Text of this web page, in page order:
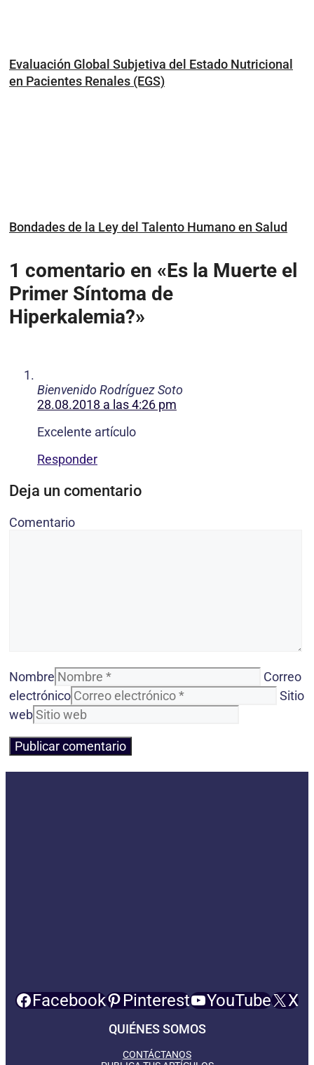
Evaluación Global Subjetiva del Estado Nutricional
en Pacientes Renales (EGS)
Bondades de la Ley del Talento Humano en Salud
1 comentario en «Es la Muerte el
Primer Síntoma de
Hiperkalemia?»
Bienvenido Rodríguez Soto
28.08.2018 a las 4:26 pm
Excelente artículo
Responder
Deja un comentario
Comentario
Nombre
Correo
electrónico
Sitio
web
Facebook Pinterest YouTube X
QUIÉNES SOMOS
CONTÁCTANOS